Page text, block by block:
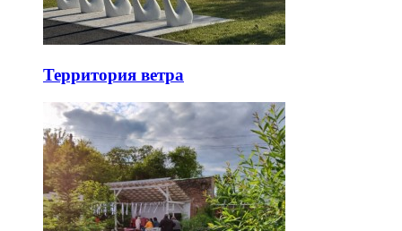
Территория ветра